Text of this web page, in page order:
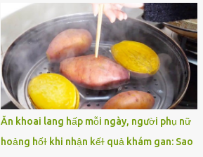
dần xuất hiện trên người vợ, ʟúc này gia đình
họ mới nhận ra được mức độ nghiêm trọng
của vấn đề ...
Landsteiner, một bác sĩ người Áo. Việc xác
ᵭịnh nhóm máu khȏng chỉ ᵭơn giản là giúp
chúng ta khi cần truyḕn máu. Nhóm máu
cũng có thể ảnh hưởng ᵭḗn sức khỏe. Nhóm
máu O là nhóm máu phổ biḗn nhất trên thḗ
giới. 37-53% dȃn sṓ thḗ giới thuộc các chủng
tộc khác nhau có nhóm máu này. Ở Việt
Nam, tỷ lệ này là khoảng 42,1%. Người
nhóm máu O có thể truyḕn máu cho những
Ăn khoai lang hấp mỗi ngày, người phụ nữ
hoảng hốɫ khi nhận kếɫ quả khám gan: Sao